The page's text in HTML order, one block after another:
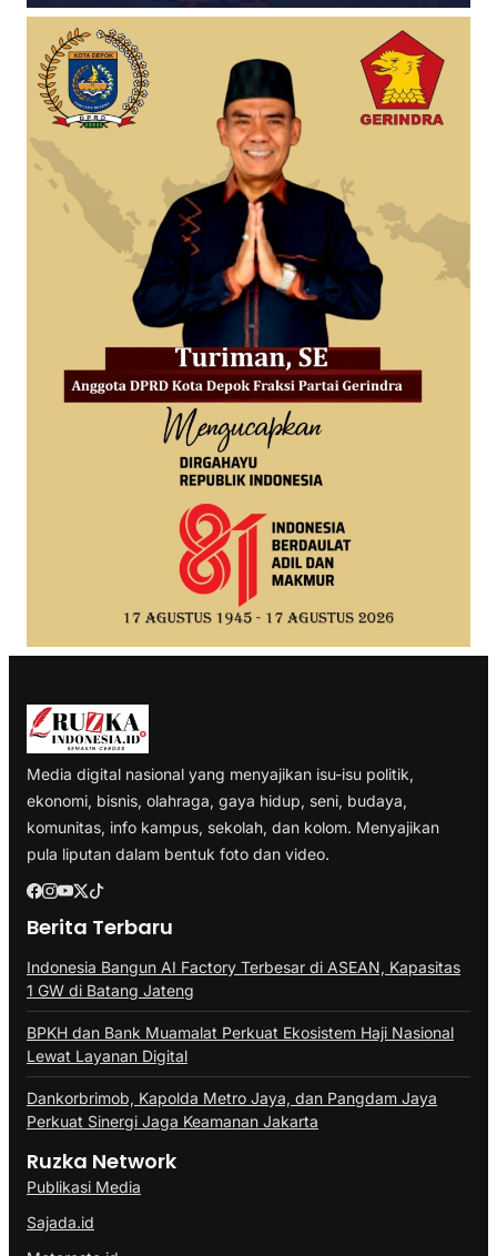
Media digital nasional yang menyajikan isu-isu politik,
ekonomi, bisnis, olahraga, gaya hidup, seni, budaya,
komunitas, info kampus, sekolah, dan kolom. Menyajikan
pula liputan dalam bentuk foto dan video.
Berita Terbaru
Indonesia Bangun AI Factory Terbesar di ASEAN, Kapasitas
1 GW di Batang Jateng
BPKH dan Bank Muamalat Perkuat Ekosistem Haji Nasional
Lewat Layanan Digital
Dankorbrimob, Kapolda Metro Jaya, dan Pangdam Jaya
Perkuat Sinergi Jaga Keamanan Jakarta
Ruzka Network
Publikasi Media
Sajada.id